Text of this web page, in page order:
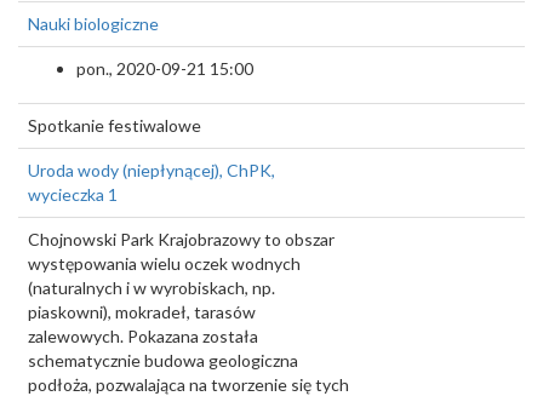
Nauki biologiczne
pon., 2020-09-21 15:00
Spotkanie festiwalowe
Uroda wody (niepłynącej), ChPK,
wycieczka 1
Chojnowski Park Krajobrazowy to obszar
występowania wielu oczek wodnych
(naturalnych i w wyrobiskach, np.
piaskowni), mokradeł, tarasów
zalewowych. Pokazana została
schematycznie budowa geologiczna
podłoża, pozwalająca na tworzenie się tych